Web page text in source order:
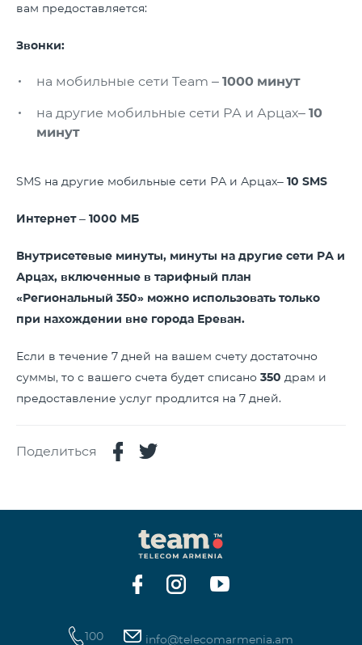
вам предоставляется:
Звонки:
на мобильные сети Team – 1000 минут
на другие мобильные сети РА и Арцах– 10
минут
SMS на другие мобильные сети РА и Арцах– 10 SMS
Интернет– 1000 МБ
Внутрисетевые минуты, минуты на другие сети РА и
Арцах, включенные в тарифный план
«Региональный 350» можно использовать только
при нахождении вне города Ереван.
Если в течение 7 дней на вашем счету достаточно
суммы, то с вашего счета будет списано 350 драм и
предоставление услуг продлится на 7 дней.
Поделиться
100 info@telecomarmenia.am